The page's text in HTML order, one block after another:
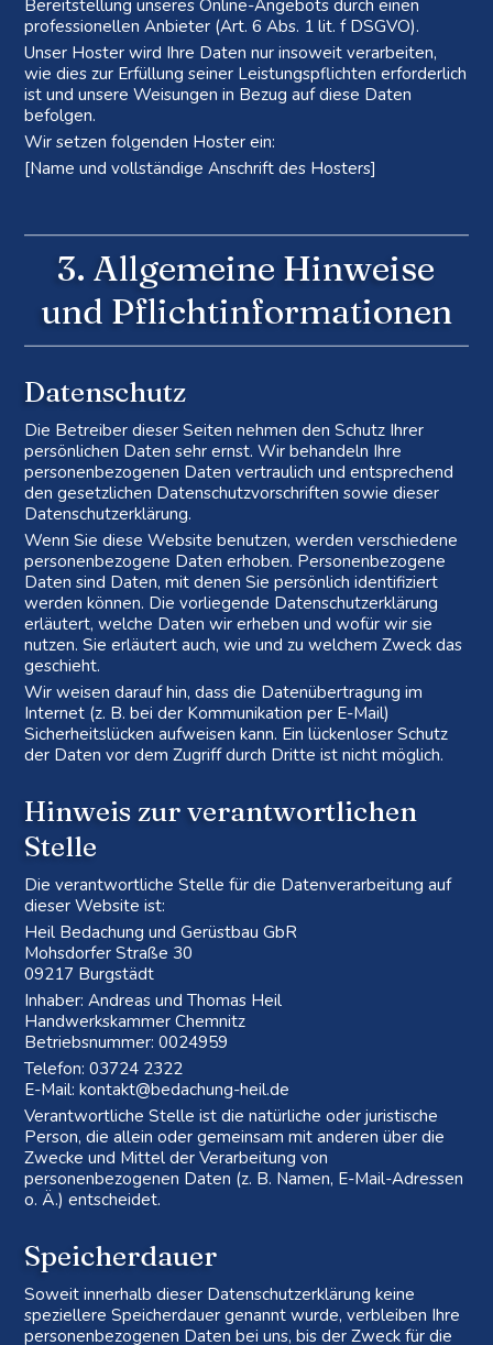
Bereitstellung unseres Online-Angebots durch einen
professionellen Anbieter (Art. 6 Abs. 1 lit. f DSGVO).
Unser Hoster wird Ihre Daten nur insoweit verarbeiten,
wie dies zur Erfüllung seiner Leistungspflichten erforderlich
ist und unsere Weisungen in Bezug auf diese Daten
befolgen.
Wir setzen folgenden Hoster ein:
[Name und vollständige Anschrift des Hosters]
3. Allgemeine Hinweise
und Pflicht­informationen
Datenschutz
Die Betreiber dieser Seiten nehmen den Schutz Ihrer
persönlichen Daten sehr ernst. Wir behandeln Ihre
personenbezogenen Daten vertraulich und entsprechend
den gesetzlichen Datenschutzvorschriften sowie dieser
Datenschutzerklärung.
Wenn Sie diese Website benutzen, werden verschiedene
personenbezogene Daten erhoben. Personenbezogene
Daten sind Daten, mit denen Sie persönlich identifiziert
werden können. Die vorliegende Datenschutzerklärung
erläutert, welche Daten wir erheben und wofür wir sie
nutzen. Sie erläutert auch, wie und zu welchem Zweck das
geschieht.
Wir weisen darauf hin, dass die Datenübertragung im
Internet (z. B. bei der Kommunikation per E-Mail)
Sicherheitslücken aufweisen kann. Ein lückenloser Schutz
der Daten vor dem Zugriff durch Dritte ist nicht möglich.
Hinweis zur verantwortlichen
Stelle
Die verantwortliche Stelle für die Datenverarbeitung auf
dieser Website ist:
Heil Bedachung und Gerüstbau GbR
Mohsdorfer Straße 30
09217 Burgstädt
Inhaber: Andreas und Thomas Heil
Handwerkskammer Chemnitz
Betriebsnummer: 0024959
Telefon: 03724 2322
E-Mail: kontakt@bedachung-heil.de
Verantwortliche Stelle ist die natürliche oder juristische
Person, die allein oder gemeinsam mit anderen über die
Zwecke und Mittel der Verarbeitung von
personenbezogenen Daten (z. B. Namen, E-Mail-Adressen
o. Ä.) entscheidet.
Speicherdauer
Soweit innerhalb dieser Datenschutzerklärung keine
speziellere Speicherdauer genannt wurde, verbleiben Ihre
personenbezogenen Daten bei uns, bis der Zweck für die